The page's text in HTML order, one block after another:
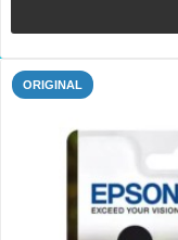
ORIGINAL